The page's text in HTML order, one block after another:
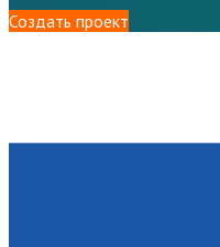
Создать проект